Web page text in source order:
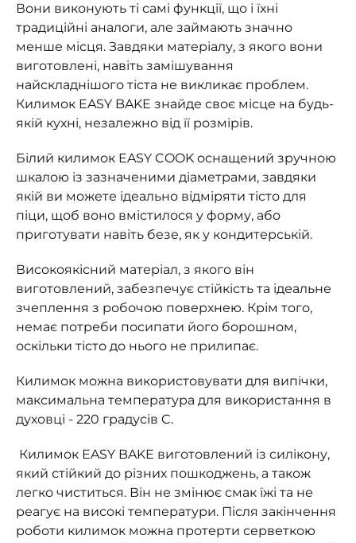
Вони виконують ті самі функції, що і їхні
традиційні аналоги, але займають значно
менше місця. Завдяки матеріалу, з якого вони
виготовлені, навіть замішування
найскладнішого тіста не викликає проблем.
Килимок EASY BAKE знайде своє місце на будь-
якій кухні, незалежно від її розмірів.
Білий килимок EASY COOK оснащений зручною
шкалою із зазначеними діаметрами, завдяки
якій ви можете ідеально відміряти тісто для
піци, щоб воно вмістилося у форму, або
приготувати навіть безе, як у кондитерській.
Високоякісний матеріал, з якого він
виготовлений, забезпечує стійкість та ідеальне
зчеплення з робочою поверхнею. Крім того,
немає потреби посипати його борошном,
оскільки тісто до нього не прилипає.
Килимок можна використовувати для випічки,
максимальна температура для використання в
духовці - 220 градусів C.
Килимок EASY BAKE виготовлений із силікону,
який стійкий до різних пошкоджень, а також
легко чиститься. Він не змінює смак їжі та не
реагує на високі температури. Після закінчення
роботи килимок можна протерти серветкою